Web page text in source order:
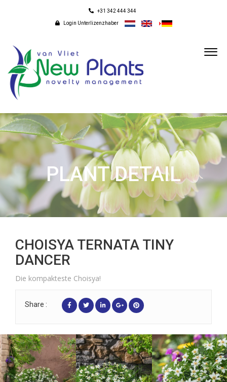
+31 342 444 344
Login Unterlizenzhaber
PLANT DETAIL
CHOISYA TERNATA TINY
DANCER
Die kompakteste Choisya!
Share :